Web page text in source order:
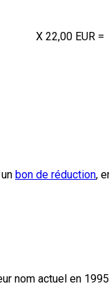
X 22,00 EUR =
bon de réduction,
nom actuel en